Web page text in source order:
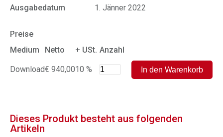
Ausgabedatum
1. Jänner 2022
Preise
Medium
Netto + USt. Anzahl
Download€ 940,0010 %
Dieses Produkt besteht aus folgenden
Artikeln